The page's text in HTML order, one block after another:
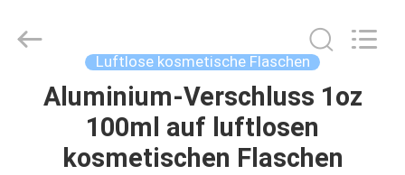
HAUS
PRODUKTE
Plastic
Luftlose kosmetische Flaschen
Aluminium-Verschluss 1oz
100ml auf luftlosen
kosmetischen Flaschen